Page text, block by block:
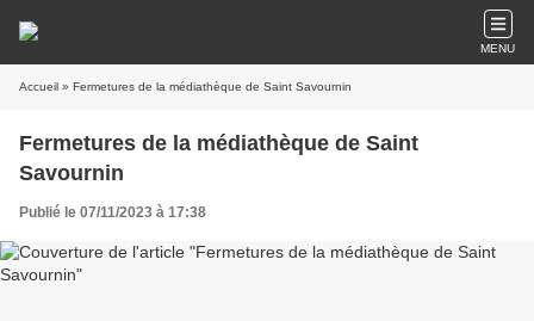
MENU
Accueil » Fermetures de la médiathèque de Saint Savournin
Fermetures de la médiathèque de Saint
Savournin
Publié le 07/11/2023 à 17:38